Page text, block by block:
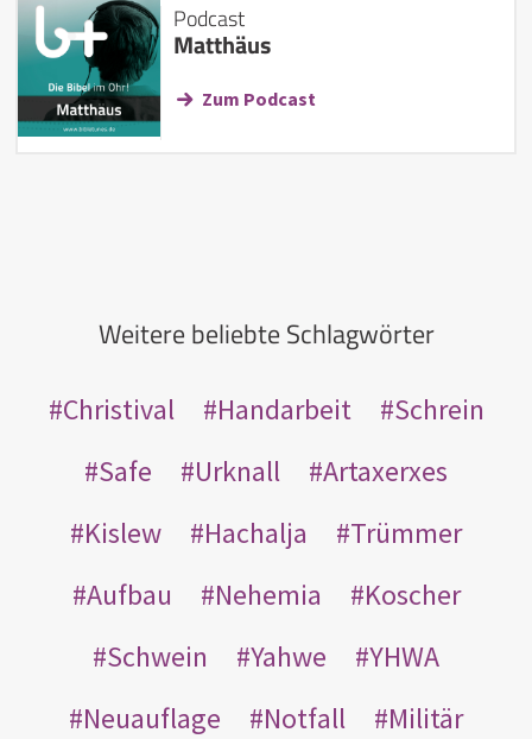
Podcast
Matthäus
Zum Podcast
Weitere beliebte Schlagwörter
Christival Handarbeit
Schrein
Safe
Urknall
Artaxerxes
Kislew
Hachalja
Trümmer
Aufbau
Nehemia
Koscher
Schwein
Yahwe
YHWA
Neuauflage
Notfall
Militär